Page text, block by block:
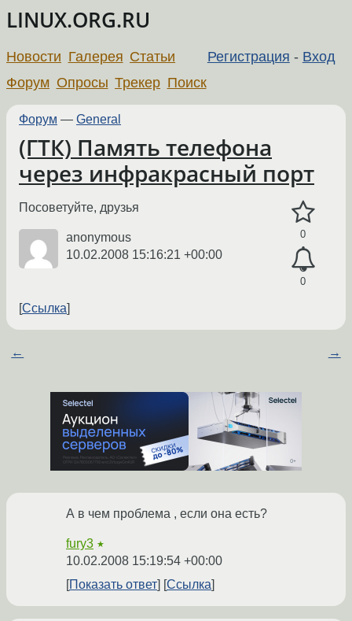
LINUX.ORG.RU
Регистрация - Вход
Новости Галерея Статьи
Форум Опросы Трекер Поиск
Форум — General
(ГТК) Память телефона
через инфракрасный порт
0
0
Посоветуйте, друзья
anonymous
10.02.2008 15:16:21 +00:00
Ссылка
← →
А в чем проблема , если она есть?
fury3 ★
10.02.2008 15:19:54 +00:00
Показать ответ
Ссылка